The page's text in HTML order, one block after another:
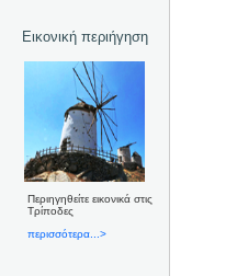
Εικονική περιήγηση
Περιηγηθείτε εικονικά στις
Τρίποδες
περισσότερα...>